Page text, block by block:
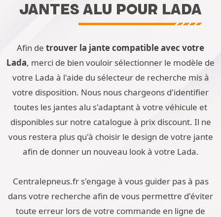
JANTES ALU POUR LADA
Afin de trouver la jante compatible avec votre
Lada, merci de bien vouloir sélectionner le modèle de
votre Lada à l'aide du sélecteur de recherche mis à
votre disposition. Nous nous chargeons d'identifier
toutes les jantes alu s'adaptant à votre véhicule et
disponibles sur notre catalogue à prix discount. Il ne
vous restera plus qu'à choisir le design de votre jante
afin de donner un nouveau look à votre Lada.
Centralepneus.fr s'engage à vous guider pas à pas
dans votre recherche afin de vous permettre d'éviter
toute erreur lors de votre commande en ligne de